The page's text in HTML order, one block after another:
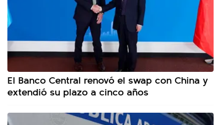
El Banco Central renovó el swap con China y
extendió su plazo a cinco años